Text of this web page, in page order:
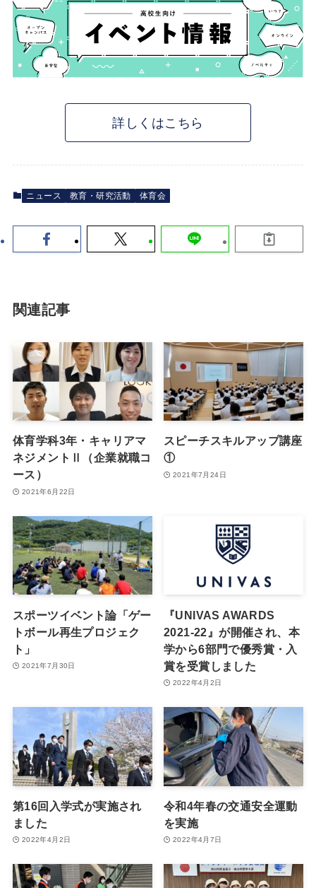
詳しくはこちら
ニュース 教育・研究活動 体育会
関連記事
体育学科3年・キャリアマ
ネジメントⅡ（企業就職コ
ース）
2021年6月22日
スピーチスキルアップ講座
①
2021年7月24日
スポーツイベント論「ゲー
トボール再生プロジェク
ト」
2021年7月30日
『UNIVAS AWARDS
2021-22』が開催され、本
学から6部門で優秀賞・入
賞を受賞しました
2022年4月2日
第16回入学式が実施され
ました
2022年4月2日
令和4年春の交通安全運動
を実施
2022年4月7日